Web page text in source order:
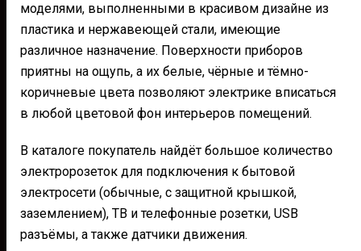
моделями, выполненными в красивом дизайне из
пластика и нержавеющей стали, имеющие
различное назначение. Поверхности приборов
приятны на ощупь, а их белые, чёрные и тёмно-
коричневые цвета позволяют электрике вписаться
в любой цветовой фон интерьеров помещений.
В каталоге покупатель найдёт большое количество
электророзеток для подключения к бытовой
электросети (обычные, с защитной крышкой,
заземлением), ТВ и телефонные розетки, USB
разъёмы, а также датчики движения.